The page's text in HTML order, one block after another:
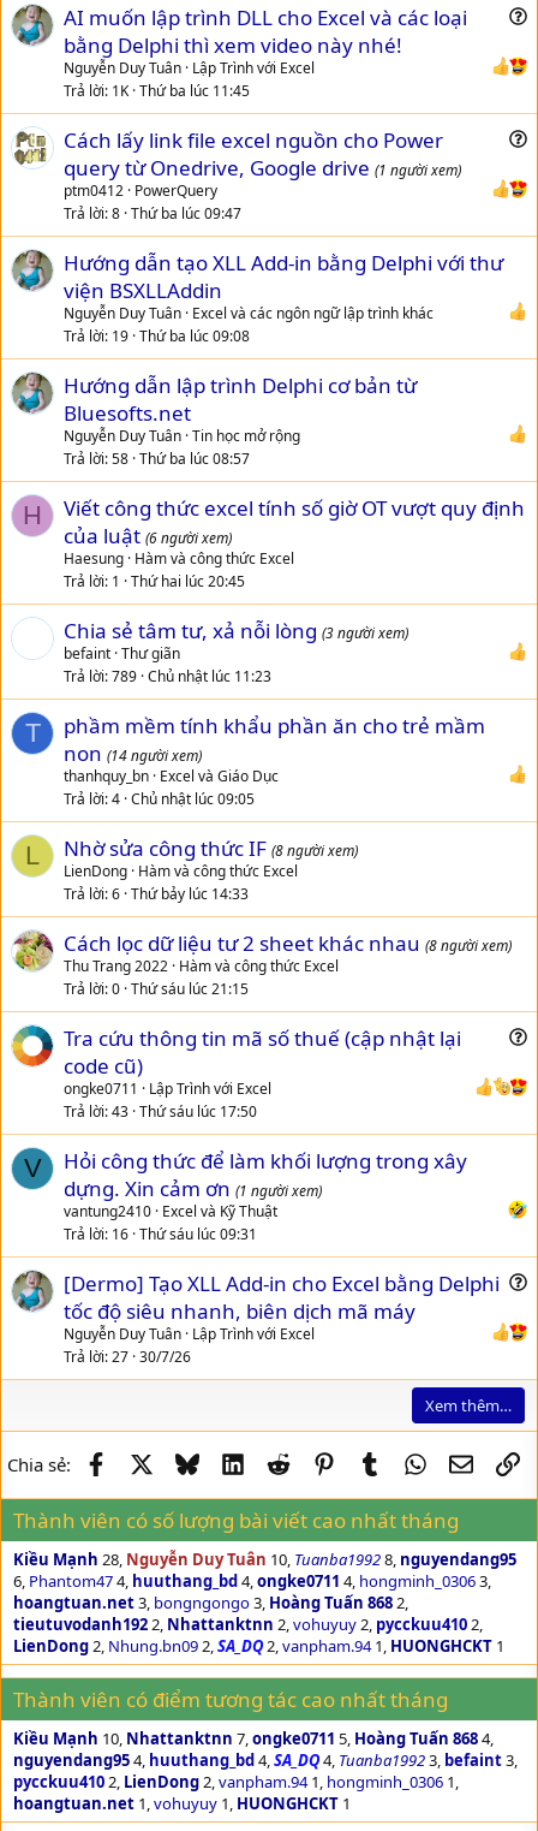
e
t
i
n
AI muốn lập trình DLL cho Excel và các loại
bằng Delphi thì xem video này nhé!
Nguyễn Duy Tuân Lập Trình với Excel
Trả lời 1K Thứ ba lúc 11:45
e
t
Cách lấy link file excel nguồn cho Power
query từ Onedrive, Google drive (1 người xem)
ptm0412 PowerQuery
Trả lời 8 Thứ ba lúc 09:47
Hướng dẫn tạo XLL Add-in bằng Delphi với thư
viện BSXLLAddin
Nguyễn Duy Tuân Excel và các ngôn ngữ lập trình khác
Trả lời 19 Thứ ba lúc 09:08
Hướng dẫn lập trình Delphi cơ bản từ
Bluesofts.net
Nguyễn Duy Tuân Tin học mở rộng
Trả lời 58 Thứ ba lúc 08:57
H
Viết công thức excel tính số giờ OT vượt quy định
của luật (6 người xem)
Haesung Hàm và công thức Excel
Trả lời 1 Thứ hai lúc 20:45
Chia sẻ tâm tư, xả nỗi lòng (3 người xem)
befaint Thư giãn
Trả lời 789 Chủ nhật lúc 11:23
T
phầm mềm tính khẩu phần ăn cho trẻ mầm
non (14 người xem)
thanhquy_bn Excel và Giáo Dục
Trả lời 4 Chủ nhật lúc 09:05
L Nhờ sửa công thức IF (8 người xem)
LienDong Hàm và công thức Excel
Trả lời 6 Thứ bảy lúc 14:33
Cách lọc dữ liệu tư 2 sheet khác nhau (8 người xem)
Thu Trang 2022 Hàm và công thức Excel
Trả lời 0 Thứ sáu lúc 21:15
e
t
n
Tra cứu thông tin mã số thuế (cập nhật lại
code cũ)
ongke0711
Lập Trình với Excel
Trả lời 43 Thứ sáu lúc 17:50
V
Hỏi công thức để làm khối lượng trong xây
dựng. Xin cảm ơn (1 người xem)
vantung2410 Excel và Kỹ Thuật
Trả lời 16 Thứ sáu lúc 09:31
e
t
o
[Dermo] Tạo XLL Add-in cho Excel bằng Delphi
tốc độ siêu nhanh, biên dịch mã máy
Nguyễn Duy Tuân Lập Trình với Excel
Trả lời 27 30/7/26
Xem thêm…
Chia sẻ: Facebook BlueskyLinkedIn
Reddit PinterestTumblrWhatsApp
Email
Thành viên có số lượng bài viết cao nhất tháng
Kiều Mạnh 28 Nguyễn Duy Tuân 10 Tuanba19928 nguyendang95
6 Phantom474 huuthang_bd4 ongke0711 4 hongminh_03063
hoangtuan.net3 bongngongo3 Hoàng Tuấn 8682
tieutuvodanh1922 Nhattanktnn 2 vohuyuy2 pycckuu4102
LienDong2 Nhung.bn092 SA_DQ2 vanpham.941 HUONGHCKT 1
Thành viên có điểm tương tác cao nhất tháng
Kiều Mạnh 10 Nhattanktnn 7 ongke0711 5 Hoàng Tuấn 8684
nguyendang954 huuthang_bd4 SA_DQ4 Tuanba19923 befaint3
pycckuu4102 LienDong2 vanpham.941 hongminh_0306 1
hoangtuan.net 1 vohuyuy 1 HUONGHCKT 1